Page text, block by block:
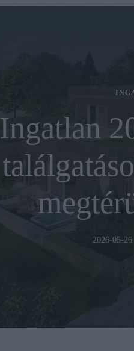
Ingatlan
2026-05-26